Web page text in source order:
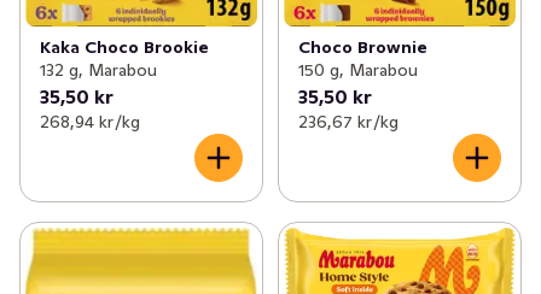
Kaka Choco Brookie
132 g, Marabou
35,50 kr
268,94 kr /kg
Choco Brownie
150 g, Marabou
35,50 kr
236,67 kr /kg